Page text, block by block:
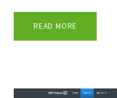
READ MORE